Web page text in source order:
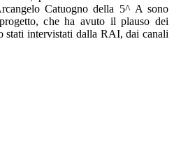
Catuogno della 5^ A sono
che ha avuto il plauso dei
stati intervistati dalla RAI, dai canali